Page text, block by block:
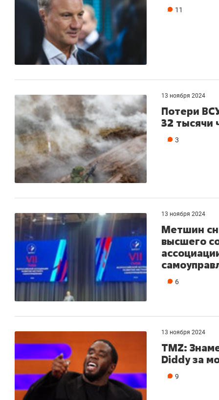
11
13 ноября 2024
Потери
32 тысячи
3
13 ноября 2024
Метшин
высшего
6
13 ноября 2024
TMZ:
Diddy за
9